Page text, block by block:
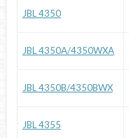
JBL 4350
JBL 4350A/4350WXA
JBL 4350B/4350BWX
JBL 4355